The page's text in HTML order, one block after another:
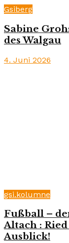
Gsiberg
Sabine
des Walgau
4. Juni 2026
gsi.kolumne
Fußball –
Altach :
Ausblick!